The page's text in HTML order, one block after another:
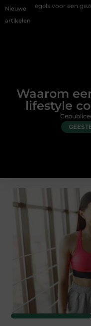
Nieuwe
artikelen
een gezonde buitenplek
Waarom
lifestyle